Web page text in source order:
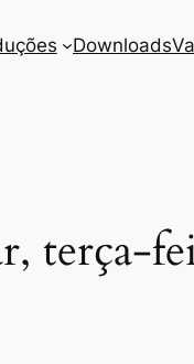
Downloads
terça-